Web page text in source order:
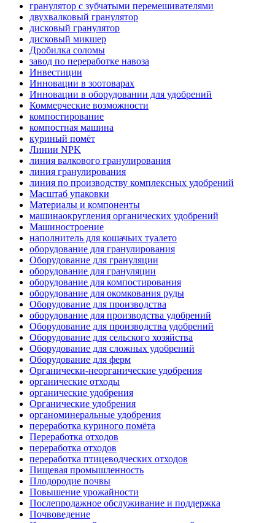
гранулятор с зубчатыми перемешивателями
двухвалковый гранулятор
дисковый гранулятор
дисковый микшер
Дробилка соломы
завод по переработке навоза
Инвестиции
Инновации в зоотоварах
Инновации в оборудовании для удобрений
Коммерческие возможности
компостирование
компостная машина
куриный помёт
Линии NPK
линия валкового гранулирования
линия гранулирования
линия по производству комплексных удобрений
Масштаб упаковки
Материалы и компоненты
машинаокругления органических удобрений
Машиностроение
наполнитель для кошачьих туалето
оборудование для гранулирования
Оборудование для грануляции
оборудование для грануляции
оборудование для компостирования
оборудование для окомкования руды
Оборудование для производства
оборудование для производства удобрений
Оборудование для производства удобрений
Оборудование для сельского хозяйства
Оборудование для сложных удобрений
Оборудование для ферм
Органически-неорганические удобрения
органические отходы
органические удобрения
Органические удобрения
органоминеральные удобрения
переработка куриного помёта
Переработка отходов
переработка отходов
переработка птицеводческих отходов
Пищевая промышленность
Плодородие почвы
Повышение урожайности
Послепродажное обслуживание и поддержка
Почвоведение